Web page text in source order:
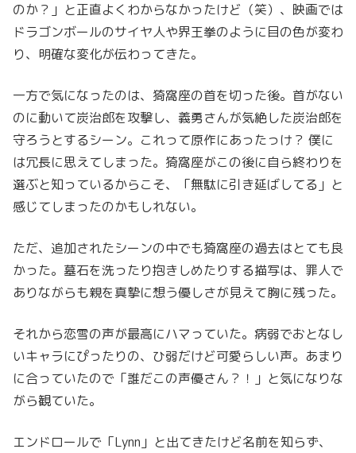
のか？」と正直よくわからなかったけど（笑）、映画では
ドラゴンボールのサイヤ人や界王拳のように目の色が変わ
り、明確な変化が伝わってきた。
一方で気になったのは、猗窩座の首を切った後。首がない
のに動いて炭治郎を攻撃し、義勇さんが気絶した炭治郎を
守ろうとするシーン。これって原作にあったっけ？ 僕に
は冗長に思えてしまった。猗窩座がこの後に自ら終わりを
選ぶと知っているからこそ、「無駄に引き延ばしてる」と
感じてしまったのかもしれない。
ただ、追加されたシーンの中でも猗窩座の過去はとても良
かった。墓石を洗ったり抱きしめたりする描写は、罪人で
ありながらも親を真摯に想う優しさが見えて胸に残った。
それから恋雪の声が最高にハマっていた。病弱でおとなし
いキャラにぴったりの、ひ弱だけど可愛らしい声。あまり
に合っていたので「誰だこの声優さん？！」と気になりな
がら観ていた。
エンドロールで「Lynn」と出てきたけど名前を知らず、